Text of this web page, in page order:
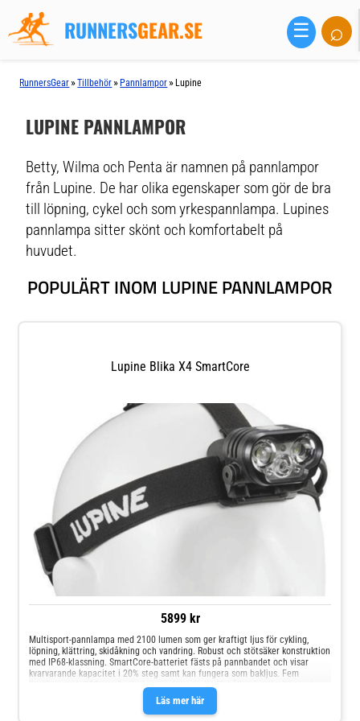
RUNNERSGEAR.SE ☰ ⌕
RunnersGear »Tillbehör » Pannlampor » Lupine
LUPINE PANNLAMPOR
Betty, Wilma och Penta är namnen på pannlampor
från Lupine. De har olika egenskaper som gör de bra
till löpning, cykel och som yrkespannlampa. Lupines
pannlampa sitter skönt och komfortabelt på
huvudet.
POPULÄRT INOM LUPINE PANNLAMPOR
Lupine Blika X4 SmartCore
5899 kr
Läs mer här
Multisport-pannlampa med 2100 lumen som ger kraftigt ljus för cykling,
löpning, klättring, skidåkning och vandring. Robust och stötsäker konstruktion
med IP68-klassning. SmartCore-batteriet fästs på pannbandet och visar
kvarvarande kapacitet i 20% steg samt kan fungera som bakljus. Fem
brett ljus upp till 2100 lumen för trygg sikt i hög fartSmartCore-batteri med
kapacitetsindikator och bakljus för ökad säkerhetLätt och bekväm med
FrontClick/FastClick-fästen för snabb monteringSpecifikationerLjuslägen: 5